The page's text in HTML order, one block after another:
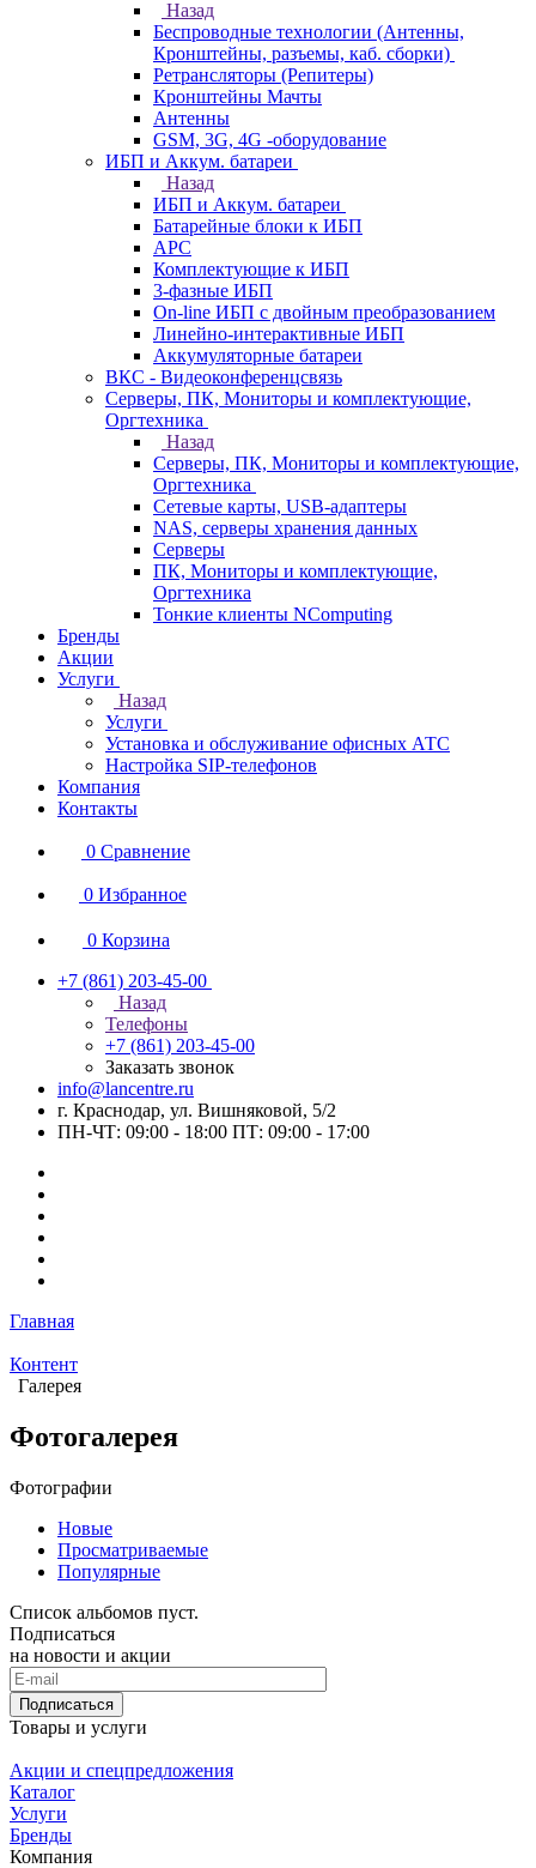
Назад
Беспроводные технологии (Антенны,
Кронштейны, разъемы, каб. сборки)
Ретрансляторы (Репитеры)
Кронштейны Мачты
Антенны
GSM, 3G, 4G -оборудование
ИБП и Аккум. батареи
Назад
ИБП и Аккум. батареи
Батарейные блоки к ИБП
APC
Комплектующие к ИБП
3-фазные ИБП
On-line ИБП с двойным преобразованием
Линейно-интерактивные ИБП
Аккумуляторные батареи
ВКС - Видеоконференцсвязь
Серверы, ПК, Мониторы и комплектующие,
Оргтехника
Назад
Серверы, ПК, Мониторы и комплектующие,
Оргтехника
Сетевые карты, USB-адаптеры
NAS, серверы хранения данных
Серверы
ПК, Мониторы и комплектующие,
Оргтехника
Тонкие клиенты NComputing
Бренды
Акции
Услуги
Назад
Услуги
Установка и обслуживание офисных АТС
Настройка SIP-телефонов
Компания
Контакты
0 Сравнение
0 Избранное
0 Корзина
+7 (861) 203-45-00
Назад
Телефоны
+7 (861) 203-45-00
Заказать звонок
info@lancentre.ru
г. Краснодар, ул. Вишняковой, 5/2
ПН-ЧТ: 09:00 - 18:00 ПТ: 09:00 - 17:00
Главная
Контент
Галерея
Фотогалерея
Фотографии
Новые
Просматриваемые
Популярные
Список альбомов пуст.
Подписаться
на новости и акции
Подписаться
Товары и услуги
Акции и спецпредложения
Каталог
Услуги
Бренды
Компания